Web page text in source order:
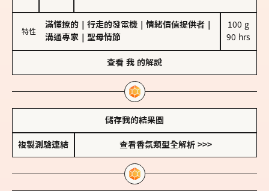
特性
滿懂撩的 行走的發電機 情緒價值提供者
溝通專家
聖母情節
100 g
90 hrs
查看 我 的解說
儲存我的結果圖
複製測驗連結 查看香氛類型全解析 >>>